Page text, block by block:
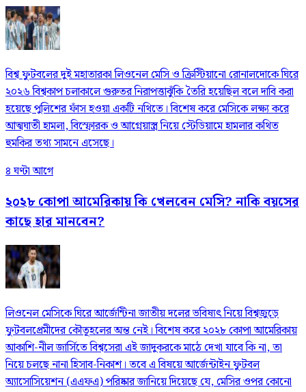
বিশ্ব ফুটবলের দুই মহাতারকা লিওনেল মেসি ও ক্রিস্টিয়ানো রোনালদোকে ঘিরে
২০২৬ বিশ্বকাপ চলাকালে গুরুতর নিরাপত্তাঝুঁকি তৈরি হয়েছিল বলে দাবি করা
হয়েছে পুলিশের ফাঁস হওয়া একটি নথিতে। বিশেষ করে মেসিকে লক্ষ্য করে
আত্মঘাতী হামলা, বিস্ফোরক ও আগ্নেয়াস্ত্র নিয়ে স্টেডিয়ামে হামলার কথিত
হুমকির তথ্য সামনে এসেছে।
৪ ঘণ্টা আগে
২০২৮ কোপা আমেরিকায় কি খেলবেন মেসি? নাকি বয়সের
কাছে হার মানবেন?
লিওনেল মেসিকে ঘিরে আর্জেন্টিনা জাতীয় দলের ভবিষ্যৎ নিয়ে বিশ্বজুড়ে
ফুটবলপ্রেমীদের কৌতূহলের অন্ত নেই। বিশেষ করে ২০২৮ কোপা আমেরিকায়
আকাশি-নীল জার্সিতে বিশ্বসেরা এই জাদুকরকে মাঠে দেখা যাবে কি না, তা
নিয়ে চলছে নানা হিসাব-নিকাশ। তবে এ বিষয়ে আর্জেন্টাইন ফুটবল
অ্যাসোসিয়েশন (এএফএ) পরিষ্কার জানিয়ে দিয়েছে যে, মেসির ওপর কোনো